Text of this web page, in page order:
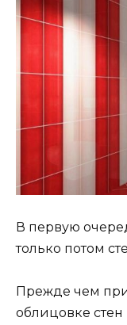
В первую
только потом
Прежде чем
облицовке